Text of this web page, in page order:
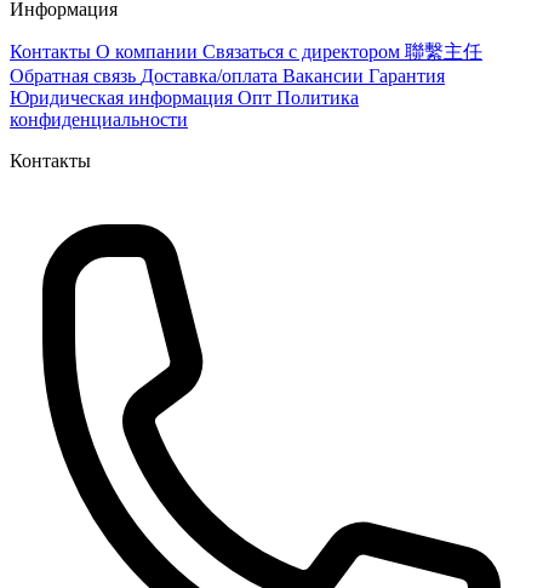
Информация
Контакты О компании Связаться с директором 聯繫主任
Обратная связь Доставка/оплата Вакансии Гарантия
Юридическая информация Опт Политика
конфиденциальности
Контакты